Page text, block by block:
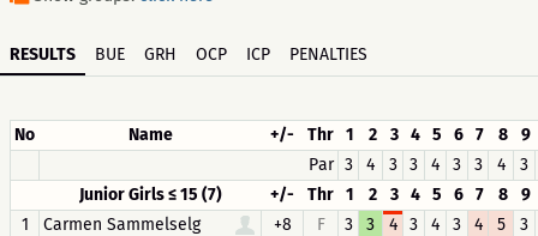
RESULTS BUE GRH OCP ICP PENALTIES
No Name +/- Thr 1 2 3 4 5 6 7 8
9
Par 3 4 3 3 4 3 3 4
3
Junior Girls ≤ 15 (7)
+/- Thr 1 2 3 4 5 6 7 8
9
1
Carmen Sammelselg +8 F 3 3 4 3 4 3 4 5
3